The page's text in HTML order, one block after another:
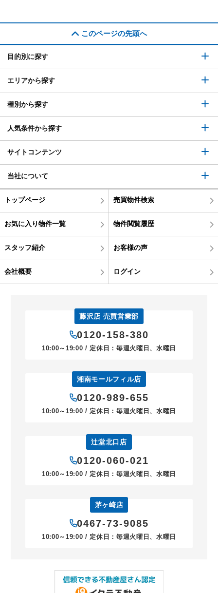
このページの先頭へ
目的別に探す
エリアから探す
種別から探す
人気条件から探す
サイトコンテンツ
当社について
トップページ 売買物件検索
お気に入り物件一覧 物件閲覧履歴
スタッフ紹介 お客様の声
会社概要 ログイン
藤沢店 売買営業部
0120-158-380
10:00～19:00 / 定休日：毎週火曜日、水曜日
湘南モールフィル店
0120-989-655
10:00～19:00 / 定休日：毎週火曜日、水曜日
辻堂北口店
0120-060-021
10:00～19:00 / 定休日：毎週火曜日、水曜日
茅ヶ崎店
0467-73-9085
10:00～19:00 / 定休日：毎週火曜日、水曜日